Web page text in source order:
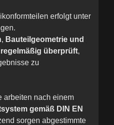
erfolgt unter
, Bauteilgeometrie und
überprüft,
zu
arbeiten nach einem
gemäß DIN EN
sorgen abgestimmte